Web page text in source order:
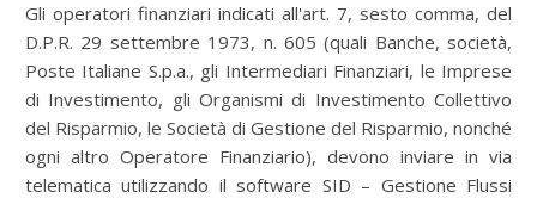
Gli operatori finanziari indicati all'art. 7, sesto comma, del
D.P.R. 29 settembre 1973, n. 605 (quali Banche, società,
Poste Italiane S.p.a., gli Intermediari Finanziari, le Imprese
di Investimento, gli Organismi di Investimento Collettivo
del Risparmio, le Società di Gestione del Risparmio, nonché
ogni altro Operatore Finanziario), devono inviare in via
telematica utilizzando il software SID – Gestione Flussi